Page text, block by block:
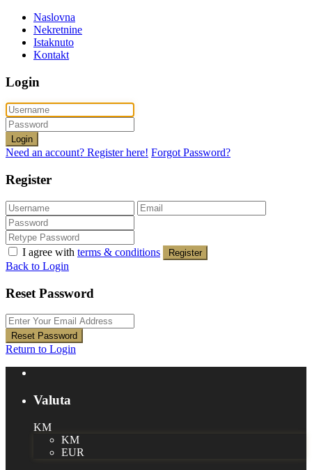
Naslovna
Nekretnine
Istaknuto
Kontakt
Login
Login
Need an account? Register here! Forgot Password?
Register
I agree with terms & conditions Register
Back to Login
Reset Password
Reset Password
Return to Login
Valuta
KM
KM
EUR